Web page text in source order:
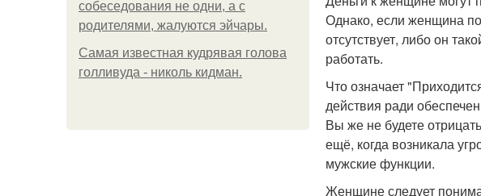
собеседования не одни, а с
родителями, жалуются эйчары.
Самая известная кудрявая голова
голливуда - николь кидман.
Однако, если женщина
отсутствует, либо он
работать.
Что означает
действия ради
Вы же не будете
ещё, когда возникала
мужские функции.
Женщине следует